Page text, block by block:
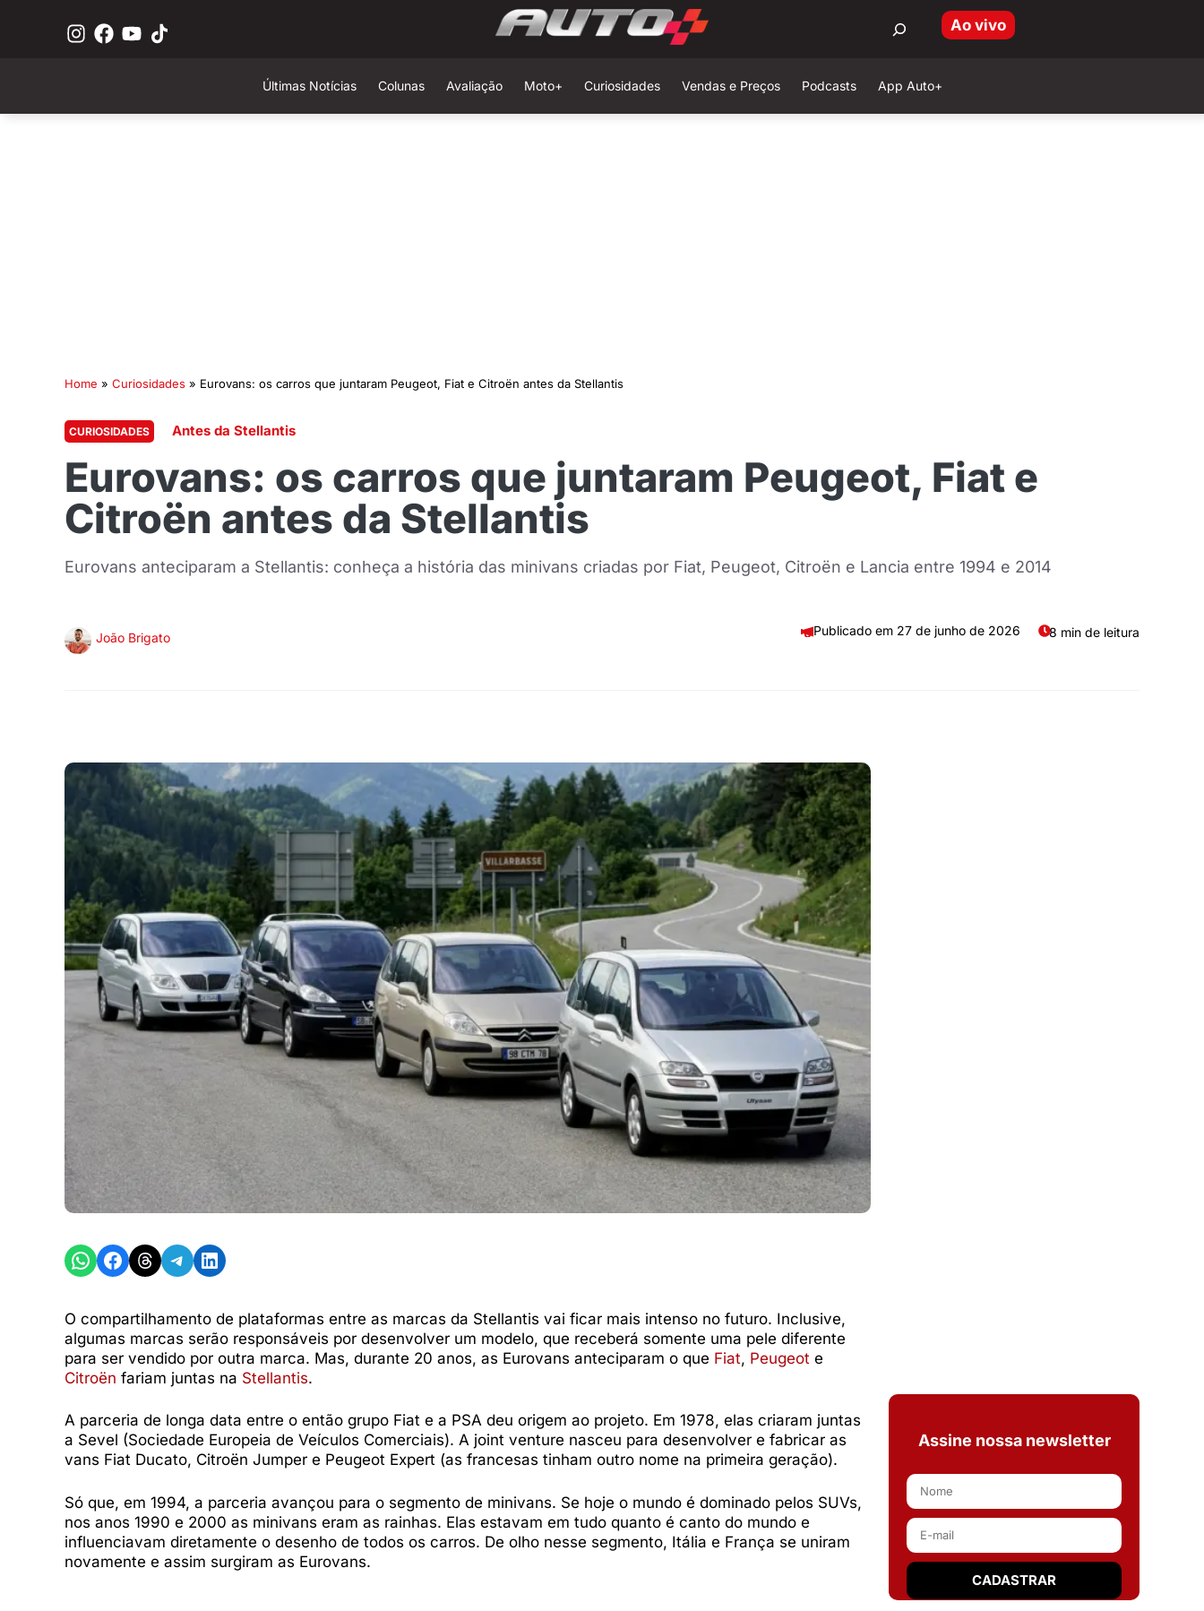
Ao vivo
Últimas Notícias Colunas Avaliação Moto+ Curiosidades Vendas e Preços Podcasts App Auto+
Home » Curiosidades » Eurovans: os carros que juntaram Peugeot, Fiat e Citroën antes da Stellantis
CURIOSIDADES Antes da Stellantis
Eurovans: os carros que juntaram Peugeot, Fiat e
Citroën antes da Stellantis
Eurovans anteciparam a Stellantis: conheça a história das minivans criadas por Fiat, Peugeot, Citroën e Lancia entre 1994 e 2014
João Brigato 27 de junho de 2026 8 min de leitura
Share on WhatsApp
Share on Facebook
Share on Threads
Share on Telegram
Share on LinkedIn
O compartilhamento de plataformas entre as marcas da Stellantis vai ficar mais intenso no futuro. Inclusive,
algumas marcas serão responsáveis por desenvolver um modelo, que receberá somente uma pele diferente
para ser vendido por outra marca. Mas, durante 20 anos, as Eurovans anteciparam o que Fiat, Peugeot e
Citroën fariam juntas na Stellantis.
A parceria de longa data entre o então grupo Fiat e a PSA deu origem ao projeto. Em 1978, elas criaram juntas
a Sevel (Sociedade Europeia de Veículos Comerciais). A joint venture nasceu para desenvolver e fabricar as
vans Fiat Ducato, Citroën Jumper e Peugeot Expert (as francesas tinham outro nome na primeira geração).
Só que, em 1994, a parceria avançou para o segmento de minivans. Se hoje o mundo é dominado pelos SUVs,
nos anos 1990 e 2000 as minivans eram as rainhas. Elas estavam em tudo quanto é canto do mundo e
influenciavam diretamente o desenho de todos os carros. De olho nesse segmento, Itália e França se uniram
novamente e assim surgiram as Eurovans.
Assine nossa newsletter